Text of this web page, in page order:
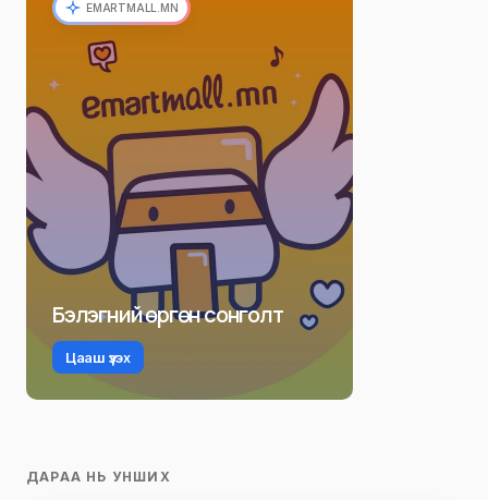
EMARTMALL.MN
Бэлэгний өргөн сонголт
Цааш үзэх
ДАРАА НЬ УНШИХ